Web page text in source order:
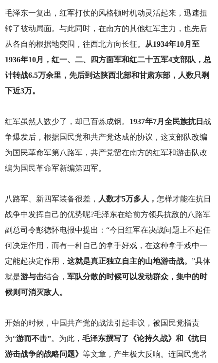
毛泽东一复出，红军打仗的风格顿时机动灵活起来，迅速扭
转了被动局面。与此同时，在南方的其他红军主力，也先后
从各自的根据地突围，往西北方向长征。
从1934年10月至
1936年10月，红一、二、四方面军和红二十五军4支部队，总
计转战6.5万余里，先后到达陕西北部和甘肃东部，人数只剩
下近3万。
红军虽然人数少了，却已百炼成钢。 1937年7月全民族抗日 战
争爆发后，根据国民党和共产党达成的协议，这支部队改编
为国民革命军第八路军，共产党留在南方的红军和游击队改
编为国民革命军新编第四军。
八路军、新四军装备很差， 人数才5万多人， 怎样才能在抗日
战争中发挥自己的优势呢?毛泽东在给前方领兵抗敌的八路军
副总司令彭德怀电报中提出：“今日红军在决战问题上不起任
何决定作用，而有一种自己的拿手好戏，在这种拿手戏中一
定能起决定作用， 这就是真正独立自主的山地游击战。 ”具体
就是游与击结合， 军队分散的时候可以发动群众，集中的时
候则可消灭敌人。
开始的时候，中国共产党的战法引起非议，被国民党指责
为“游而不击”。为此， 毛泽东撰写了《论持久战》和《抗日
游击战争的战略问题》 等文章，产生极大反响。连国民党著